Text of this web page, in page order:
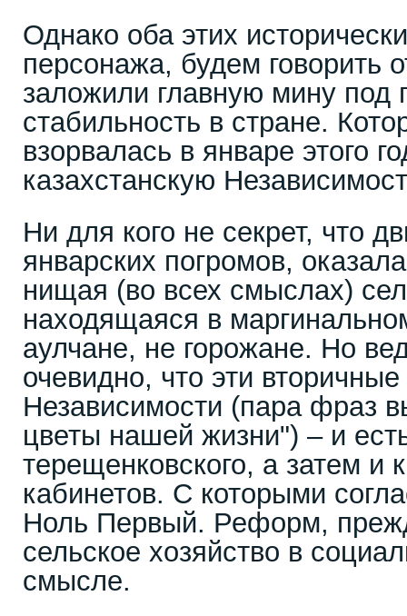
Однако оба этих
персонажа, будем говорить
заложили главную мину под
стабильность в стране.
взорвалась в январе этого
казахстанскую
Ни для кого не секрет, что
январских погромов,
нищая (во всех смыслах)
находящаяся в
аулчане, не горожане. Но
очевидно, что эти
Независимости (пара фраз
цветы нашей жизни") – и
терещенковского, а затем и
кабинетов. С которыми
Ноль Первый. Реформ,
сельское хозяйство в
смысле.